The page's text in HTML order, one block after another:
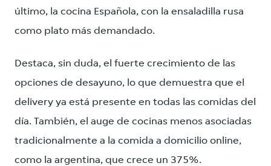
último, la cocina Española, con la ensaladilla rusa
como plato más demandado.
Destaca, sin duda, el fuerte crecimiento de las
opciones de desayuno, lo que demuestra que el
delivery ya está presente en todas las comidas del
día. También, el auge de cocinas menos asociadas
tradicionalmente a la comida a domicilio online,
como la argentina, que crece un 375%.